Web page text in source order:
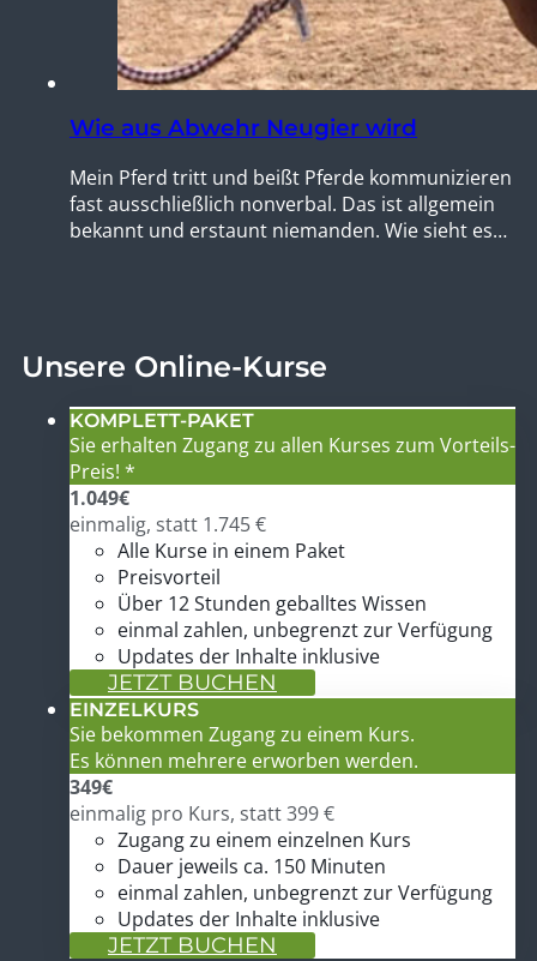
Wie aus Abwehr Neugier wird
Mein Pferd tritt und beißt Pferde kommunizieren
fast ausschließlich nonverbal. Das ist allgemein
bekannt und erstaunt niemanden. Wie sieht es…
Unsere Online-Kurse
KOMPLETT-PAKET
Sie erhalten Zugang zu allen Kurses zum Vorteils-
Preis! *
1.049€
einmalig, statt 1.745 €
Alle Kurse in einem Paket
Preisvorteil
Über 12 Stunden geballtes Wissen
einmal zahlen, unbegrenzt zur Verfügung
Updates der Inhalte inklusive
JETZT BUCHEN
EINZELKURS
Sie bekommen Zugang zu einem Kurs.
Es können mehrere erworben werden.
349€
einmalig pro Kurs, statt 399 €
Zugang zu einem einzelnen Kurs
Dauer jeweils ca. 150 Minuten
einmal zahlen, unbegrenzt zur Verfügung
Updates der Inhalte inklusive
JETZT BUCHEN